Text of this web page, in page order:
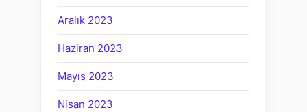
Aralık 2023
Haziran 2023
Mayıs 2023
Nisan 2023